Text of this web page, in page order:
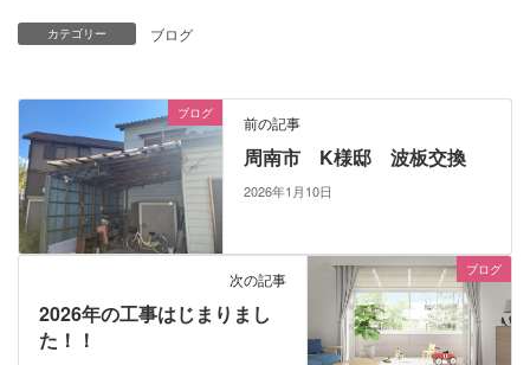
カテゴリー ブログ
ブログ 前の記事
周南市 K様邸 波板交換
2026年1月10日
ブログ
次の記事
2026年の工事はじまりまし
た！！